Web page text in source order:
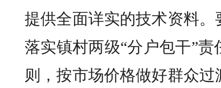
提供全面详实的技术资料
落实镇村两级“分户包干”
则，按市场价格做好群众